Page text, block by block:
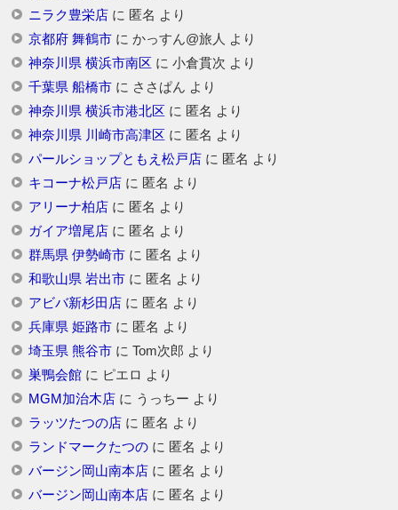
ニラク豊栄店に 匿名 より
京都府 舞鶴市に かっすん@旅人 より
神奈川県 横浜市南区 に 小倉貫次 より
千葉県 船橋市に ささぱん より
神奈川県 横浜市港北区 に 匿名 より
神奈川県 川崎市高津区 に 匿名 より
パールショップともえ松戸店に 匿名 より
キコーナ松戸店に 匿名 より
アリーナ柏店に 匿名 より
ガイア増尾店に 匿名 より
群馬県 伊勢崎市に 匿名 より
和歌山県 岩出市に 匿名 より
アビバ新杉田店に 匿名 より
兵庫県 姫路市に 匿名 より
埼玉県 熊谷市に Tom次郎 より
巣鴨会館に ピエロ より
MGM加治木店に うっちー より
ラッツたつの店に 匿名 より
ランドマークたつのに 匿名 より
バージン岡山南本店に 匿名 より
バージン岡山南本店に 匿名 より